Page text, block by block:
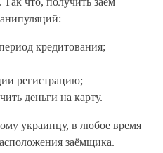
кредитования;
регистрацию;
деньги на карту.
украинцу, в любое время
заёмщика.